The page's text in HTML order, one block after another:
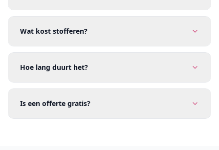
Wat kost stofferen?
Hoe lang duurt het?
Is een offerte gratis?